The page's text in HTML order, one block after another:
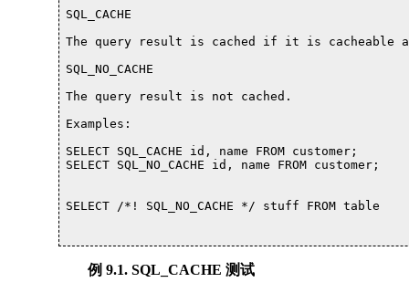
SQL_CACHE
The query result is cached if it is cacheable
SQL_NO_CACHE
The query result is not cached.
Examples:
SELECT SQL_CACHE id, name FROM customer;
SELECT SQL_NO_CACHE id, name FROM customer;
SELECT /*! SQL_NO_CACHE */ stuff FROM table
例 9.1. SQL_CACHE 测试